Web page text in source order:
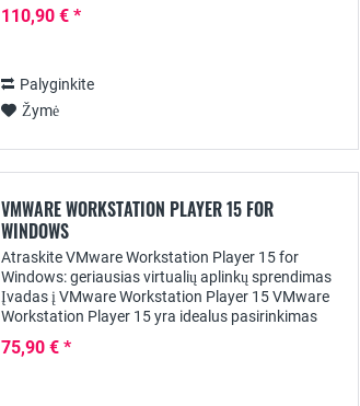
galimybių tiek...
110,90 € *
Palyginkite
Žymė
VMWARE WORKSTATION PLAYER 15 FOR
WINDOWS
Atraskite VMware Workstation Player 15 for
Windows: geriausias virtualių aplinkų sprendimas
Įvadas į VMware Workstation Player 15 VMware
Workstation Player 15 yra idealus pasirinkimas
naudojamo...
75,90 € *